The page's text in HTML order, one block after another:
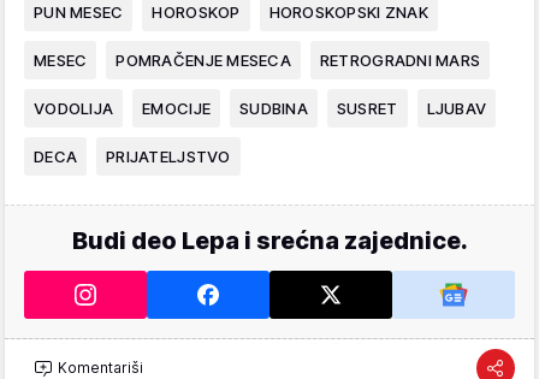
PUN MESEC HOROSKOP HOROSKOPSKI ZNAK
MESEC POMRAČENJE MESECA RETROGRADNI MARS
VODOLIJA EMOCIJE SUDBINA SUSRET LJUBAV
DECA PRIJATELJSTVO
Budi deo Lepa i srećna zajednice.
Komentariši